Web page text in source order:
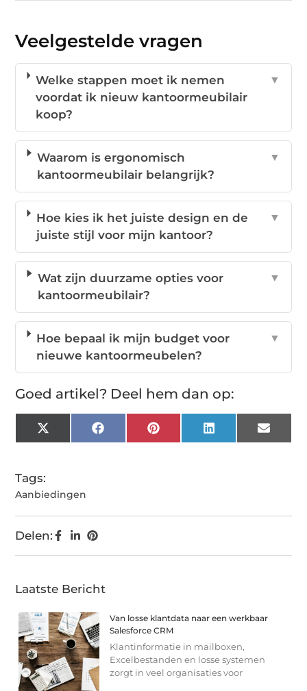
Veelgestelde vragen
Welke stappen moet ik nemen
voordat ik nieuw kantoormeubilair
koop?
▼
Waarom is ergonomisch
kantoormeubilair belangrijk?
▼
Hoe kies ik het juiste design en de
juiste stijl voor mijn kantoor?
▼
Wat zijn duurzame opties voor
kantoormeubilair?
▼
Hoe bepaal ik mijn budget voor
nieuwe kantoormeubelen?
▼
Goed artikel? Deel hem dan op:
X
(Twitter)
FacebookPinterest LinkedIn Email
Tags:
Aanbiedingen
Delen:
Laatste Bericht
Van losse klantdata naar een werkbaar
Salesforce CRM
Klantinformatie in mailboxen,
Excelbestanden en losse systemen
zorgt in veel organisaties voor